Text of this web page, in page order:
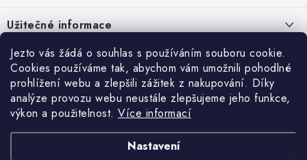
Jezto vás žádá o souhlas s používáním souboru cookie.
Cookies používáme tak, abychom vám umožnili pohodlné
prohlížení webu a zlepšili zážitek z nakupování. Díky
analýze provozu webu neustále zlepšujeme jeho funkce,
výkon a použitelnost. Více informací
Nastavení
pUžitečné informace
O nás
Náš příběh
Firemní dárky
Kariéra
Zákaznický servis
Obchodní podmínky
Ochrana osobních údajů
Doprava & platba
Přijímáme online platby
Facebook